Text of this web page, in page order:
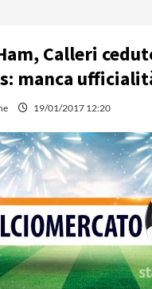
Calleri
manca
19/01/2017 12:20